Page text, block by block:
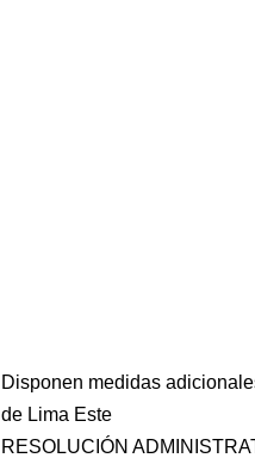
Disponen medidas
de Lima Este
RESOLUCIÓN